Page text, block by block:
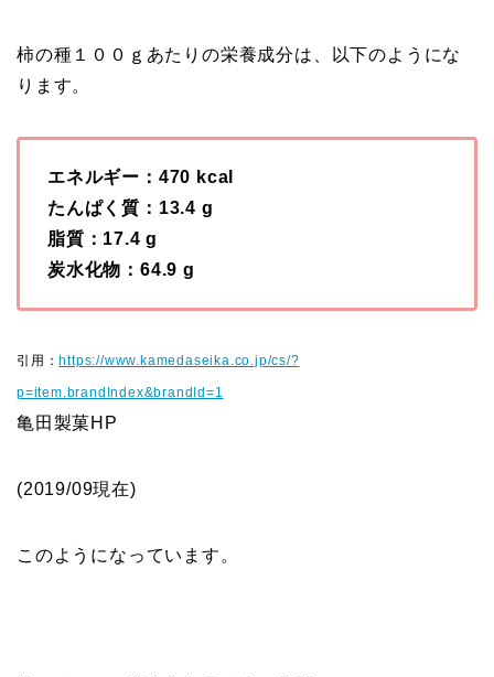
柿の種１００ｇあたりの栄養成分は、以下のようにな
ります。
エネルギー：470 kcal
たんぱく質：13.4 g
脂質：17.4 g
炭水化物：64.9 g
引用： https://www.kamedaseika.co.jp/cs/?
p=item.brandIndex&brandId=1
亀田製菓HP
(2019/09現在)
このようになっています。